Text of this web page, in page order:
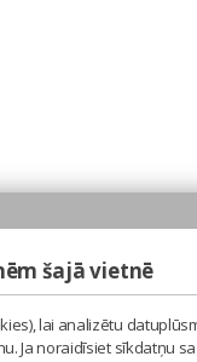
šajā vietnē
lai analizētu
Ja noraidīsiet sīkdatņu